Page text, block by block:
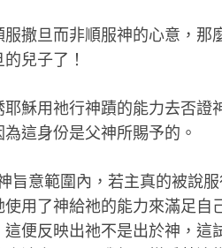
撒旦而非順服神的心意，那
兒子了！
穌用祂行神蹟的能力去否證
這身份是父神所賜予的。
意範圍內，若主真的被說
用了神給祂的能力來滿足自
便反映出祂不是出於神，這